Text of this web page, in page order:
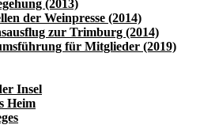
(2013)
der Weinpresse (2014)
zur Trimburg (2014)
für Mitglieder (2019)
Insel
Heim